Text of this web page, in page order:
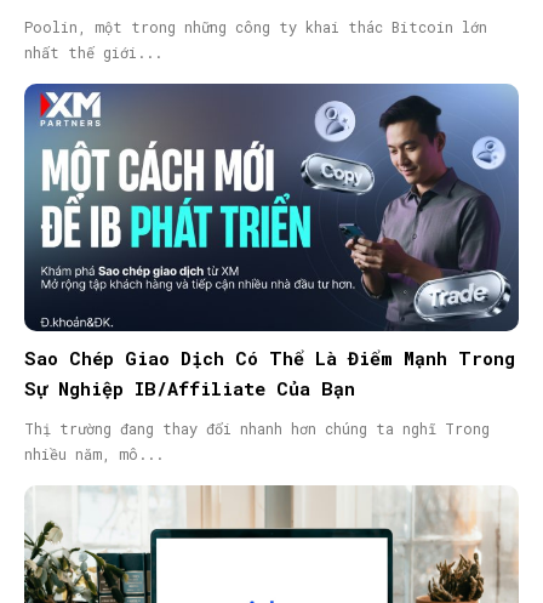
Poolin, một trong những công ty khai thác Bitcoin lớn
nhất thế giới...
Sao Chép Giao Dịch Có Thể Là Điểm Mạnh Trong
Sự Nghiệp IB/Affiliate Của Bạn
Thị trường đang thay đổi nhanh hơn chúng ta nghĩ Trong
nhiều năm, mô...